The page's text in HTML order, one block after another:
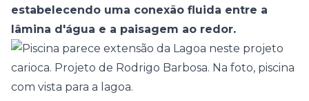
estabelecendo uma conexão fluida entre a
lâmina d'água e a paisagem ao redor.